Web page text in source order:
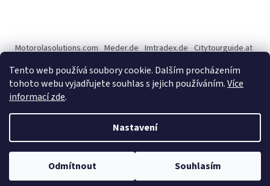
Tento web používá soubory cookie. Dalším procházením
tohoto webu vyjadřujete souhlas s jejich používáním.Více
informací zde.
Nastavení
Odmítnout Souhlasím
Motorolasolutions.com Meder.de Imtradex.de Citytourguide.at
Copyright 2026CENTERNET.cz. Všechna práva vyhrazena.Upravit